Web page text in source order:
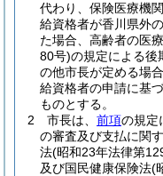
代わり、保険医療機
給資格者が香川県外
た場合、高齢者の医
80号)の規定による後
の他市長が定める場
給資格者の申請に基
ものとする。
2
市長は、 前項の規定
の審査及び支払に関
法(昭和23年法律第
及び国民健康保険法(